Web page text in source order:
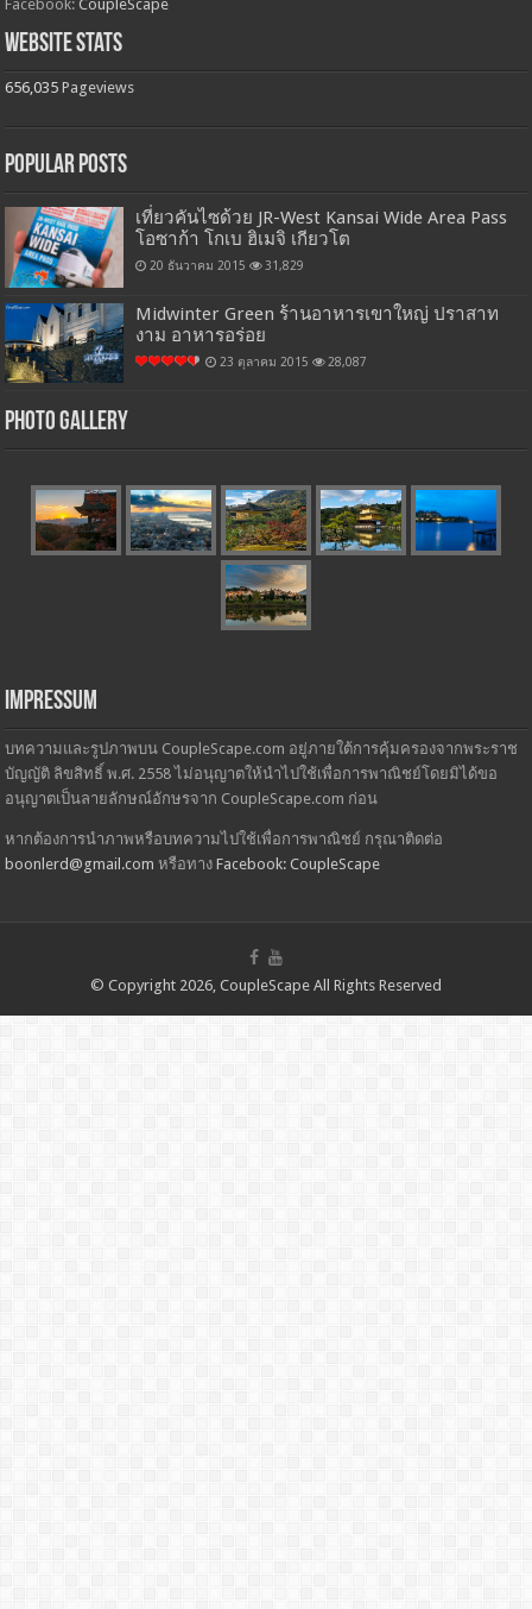
Facebook:CoupleScape
Website Stats
656,035 Pageviews
Popular Posts
เที่ยวคันไซด้วย JR-West Kansai Wide Area Pass
โอซาก้า โกเบ ฮิเมจิ เกียวโต
20 ธันวาคม 2015 31,829
Midwinter Green ร้านอาหารเขาใหญ่ ปราสาท
งาม อาหารอร่อย
23 ตุลาคม 2015 28,087
Photo Gallery
Impressum
บทความและรูปภาพบน CoupleScape.com อยู่ภายใต้การคุ้มครองจากพระราช
บัญญัติ ลิขสิทธิ์ พ.ศ. 2558 ไม่อนุญาตให้นำไปใช้เพื่อการพาณิชย์โดยมิได้ขอ
อนุญาตเป็นลายลักษณ์อักษรจาก CoupleScape.com ก่อน
หากต้องการนำภาพหรือบทความไปใช้เพื่อการพาณิชย์ กรุณาติดต่อ
boonlerd@gmail.com หรือทางFacebook: CoupleScape
© Copyright 2026, CoupleScape All Rights Reserved